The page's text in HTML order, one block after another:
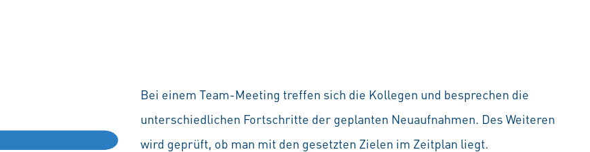
Bei einem Team-Meeting treffen sich die Kollegen und besprechen die
unterschiedlichen Fortschritte der geplanten Neuaufnahmen. Des Weiteren
wird geprüft, ob man mit den gesetzten Zielen im Zeitplan liegt.